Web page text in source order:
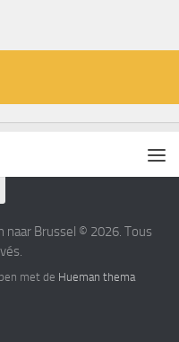
naar Brussel © 2026. Tous
met de Hueman thema